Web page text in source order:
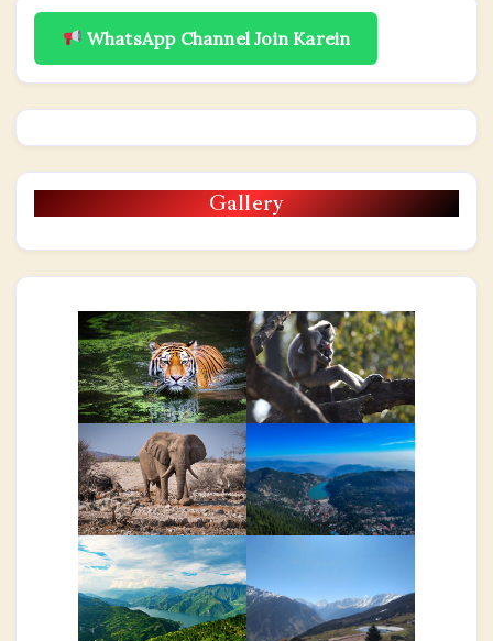
WhatsApp Channel Join Karein
Gallery